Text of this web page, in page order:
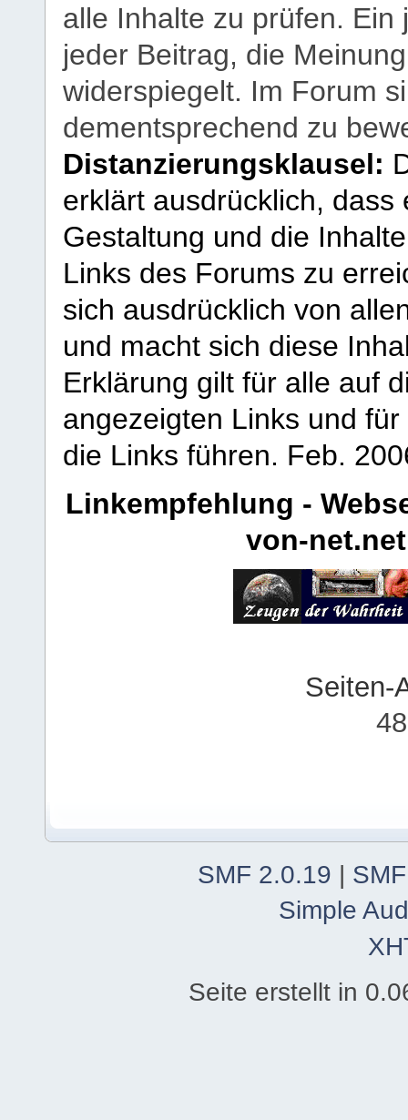
alle Inhalte zu prüfen.
jeder Beitrag, die
widerspiegelt. Im Forum
dementsprechend zu
Distanzierungsklausel:
erklärt ausdrücklich,
Gestaltung und die
Links des Forums zu
sich ausdrücklich von
und macht sich diese
Erklärung gilt für alle auf
angezeigten Links und
die Links führen. Feb.
Linkempfehlung -
von-net.net
Seiten-
SMF 2.0.19 |
Simple
Seite erstellt in